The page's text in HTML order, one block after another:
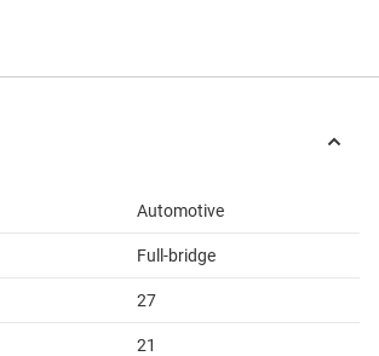
Automotive
Full-bridge
27
21